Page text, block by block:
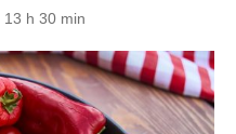
13 h 30 min